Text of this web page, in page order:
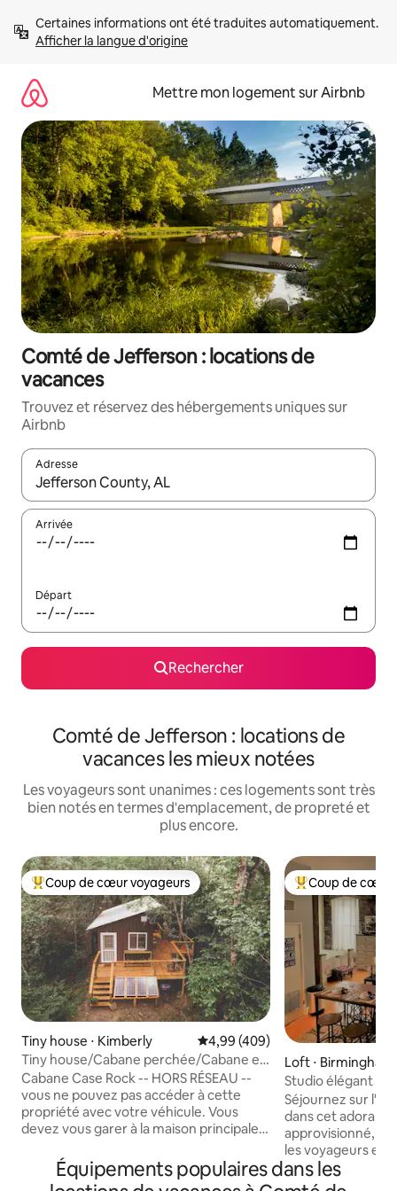
directement
Afficher la langue d'origine
Mettre mon logement sur Airbnb
Comté de Jefferson : locations de
vacances
Trouvez et réservez des hébergements uniques sur
Airbnb
Adresse
Lorsque les résultats s'affichent, utilisez les flèches vers le
Arrivée
Départ
Rechercher
Comté de Jefferson : locations de
vacances les mieux notées
Les voyageurs sont unanimes : ces logements sont très
bien notés en termes d'emplacement, de propreté et
plus encore.
Coups de cœur voyageurs les plus appréciés
Coup de cœur voyageurs
Tiny house ⋅ Kimberly Évaluation moyenne sur la
4,99 (409)
Tiny house/Cabane perchée/Cabane en
rondins de bois
Cabane Case Rock -- HORS RÉSEAU --
vous ne pouvez pas accéder à cette
propriété avec votre véhicule. Vous
devez vous garer à la maison principale
dans un véhicule utilitaire Case Rock
conduit par un membre du personnel. -
Coups de cœur
Coup de cœur
Loft ⋅ Birmingham
Studio élégant
historique des
Séjournez sur
dans cet
approvisionné,
les voyageurs en
d'affaires.
size Stearns &
Équipements populaires dans les